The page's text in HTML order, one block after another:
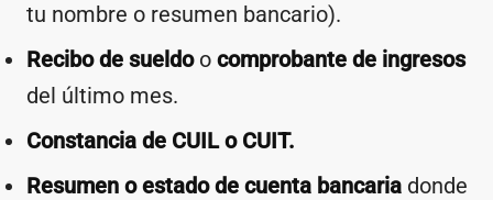
tu nombre o resumen bancario).
Recibo de sueldoo comprobante de ingresos
del último mes.
Constancia de CUIL o CUIT.
Resumen o estado de cuenta bancaria donde